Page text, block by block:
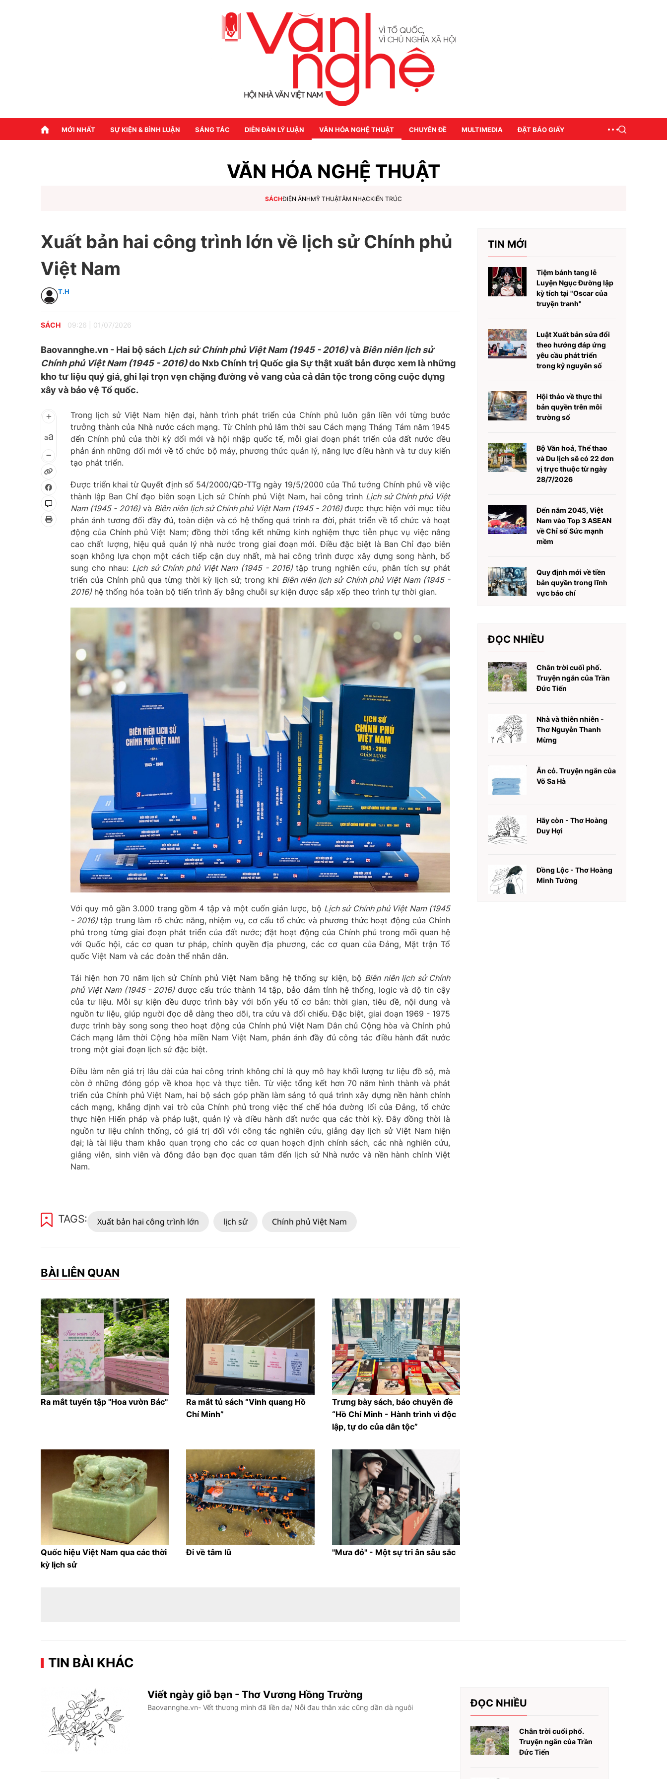
MỚI NHẤT SỰ KIỆN & BÌNH LUẬN SÁNG TÁC DIỄN ĐÀN LÝ LUẬN VĂN HÓA NGHỆ THUẬT CHUYÊN ĐỀ MULTIMEDIA ĐẶT BÁO GIẤY
VĂN HÓA NGHỆ THUẬT
SÁCHĐIỆN ẢNHMỸ THUẬTÂM NHẠCKIẾN TRÚC
Xuất bản hai công trình lớn về lịch sử Chính phủ
Việt Nam
T.H
SÁCH 09:26 01/07/2026
Baovannghe.vn - Hai bộ sách Lịch sử Chính phủ Việt Nam (1945 - 2016)và Biên niên lịch sử
Chính phủ Việt Nam (1945 - 2016)do Nxb Chính trị Quốc gia Sự thật xuất bản được xem là những
kho tư liệu quý giá, ghi lại trọn vẹn chặng đường vẻ vang của cả dân tộc trong công cuộc dựng
xây và bảo vệ Tổ quốc.
aa
Trong lịch sử Việt Nam hiện đại, hành trình phát triển của Chính phủ luôn gắn liền với từng bước
trưởng thành của Nhà nước cách mạng. Từ Chính phủ lâm thời sau Cách mạng Tháng Tám năm 1945
đến Chính phủ của thời kỳ đổi mới và hội nhập quốc tế, mỗi giai đoạn phát triển của đất nước đều
phản ánh những đổi mới về tổ chức bộ máy, phương thức quản lý, năng lực điều hành và tư duy kiến
tạo phát triển.
Được triển khai từ Quyết định số 54/2000/QĐ-TTg ngày 19/5/2000 của Thủ tướng Chính phủ về việc
thành lập Ban Chỉ đạo biên soạn Lịch sử Chính phủ Việt Nam, hai công trình Lịch sử Chính phủ Việt
Nam (1945 - 2016)và Biên niên lịch sử Chính phủ Việt Nam (1945 - 2016) được thực hiện với mục tiêu
phản ánh tương đối đầy đủ, toàn diện và có hệ thống quá trình ra đời, phát triển về tổ chức và hoạt
động của Chính phủ Việt Nam; đồng thời tổng kết những kinh nghiệm thực tiễn phục vụ việc nâng
cao chất lượng, hiệu quả quản lý nhà nước trong giai đoạn mới. Điều đặc biệt là Ban Chỉ đạo biên
soạn không lựa chọn một cách tiếp cận duy nhất, mà hai công trình được xây dựng song hành, bổ
sung cho nhau: Lịch sử Chính phủ Việt Nam (1945 - 2016)tập trung nghiên cứu, phân tích sự phát
triển của Chính phủ qua từng thời kỳ lịch sử; trong khi Biên niên lịch sử Chính phủ Việt Nam (1945 -
2016) hệ thống hóa toàn bộ tiến trình ấy bằng chuỗi sự kiện được sắp xếp theo trình tự thời gian.
Với quy mô gần 3.000 trang gồm 4 tập và một cuốn giản lược, bộ Lịch sử Chính phủ Việt Nam (1945
- 2016)tập trung làm rõ chức năng, nhiệm vụ, cơ cấu tổ chức và phương thức hoạt động của Chính
phủ trong từng giai đoạn phát triển của đất nước; đặt hoạt động của Chính phủ trong mối quan hệ
với Quốc hội, các cơ quan tư pháp, chính quyền địa phương, các cơ quan của Đảng, Mặt trận Tổ
quốc Việt Nam và các đoàn thể nhân dân.
Tái hiện hơn 70 năm lịch sử Chính phủ Việt Nam bằng hệ thống sự kiện, bộ Biên niên lịch sử Chính
phủ Việt Nam (1945 - 2016) được cấu trúc thành 14 tập, bảo đảm tính hệ thống, logic và độ tin cậy
của tư liệu. Mỗi sự kiện đều được trình bày với bốn yếu tố cơ bản: thời gian, tiêu đề, nội dung và
nguồn tư liệu, giúp người đọc dễ dàng theo dõi, tra cứu và đối chiếu. Đặc biệt, giai đoạn 1969 - 1975
được trình bày song song theo hoạt động của Chính phủ Việt Nam Dân chủ Cộng hòa và Chính phủ
Cách mạng lâm thời Cộng hòa miền Nam Việt Nam, phản ánh đầy đủ công tác điều hành đất nước
trong một giai đoạn lịch sử đặc biệt.
Điều làm nên giá trị lâu dài của hai công trình không chỉ là quy mô hay khối lượng tư liệu đồ sộ, mà
còn ở những đóng góp về khoa học và thực tiễn. Từ việc tổng kết hơn 70 năm hình thành và phát
triển của Chính phủ Việt Nam, hai bộ sách góp phần làm sáng tỏ quá trình xây dựng nền hành chính
cách mạng, khẳng định vai trò của Chính phủ trong việc thể chế hóa đường lối của Đảng, tổ chức
thực hiện Hiến pháp và pháp luật, quản lý và điều hành đất nước qua các thời kỳ. Đây đồng thời là
nguồn tư liệu chính thống, có giá trị đối với công tác nghiên cứu, giảng dạy lịch sử Việt Nam hiện
đại; là tài liệu tham khảo quan trọng cho các cơ quan hoạch định chính sách, các nhà nghiên cứu,
giảng viên, sinh viên và đông đảo bạn đọc quan tâm đến lịch sử Nhà nước và nền hành chính Việt
Nam.
TAGS: Xuất bản hai công trình lớn lịch sử Chính phủ Việt Nam
BÀI LIÊN QUAN
Ra mắt tuyển tập "Hoa vườn Bác"
Ra mắt tủ sách “Vinh quang Hồ
Chí Minh”
Trưng bày sách, báo chuyên đề
“Hồ Chí Minh - Hành trình vì độc
lập, tự do của dân tộc”
Quốc hiệu Việt Nam qua các thời
kỳ lịch sử
Đi về tâm lũ "Mưa đỏ" - Một sự tri ân sâu sắc
TIN MỚI
Tiệm bánh tang lễ
Luyện Ngục Đường lập
kỳ tích tại "Oscar của
truyện tranh"
Luật Xuất bản sửa đổi
theo hướng đáp ứng
yêu cầu phát triển
trong kỷ nguyên số
Hội thảo về thực thi
bản quyền trên môi
trường số
Bộ Văn hoá, Thể thao
và Du lịch sẽ có 22 đơn
vị trực thuộc từ ngày
28/7/2026
Đến năm 2045, Việt
Nam vào Top 3 ASEAN
về Chỉ số Sức mạnh
mềm
Quy định mới về tiền
bản quyền trong lĩnh
vực báo chí
ĐỌC NHIỀU
Chân trời cuối phố.
Truyện ngắn của Trần
Đức Tiến
Nhà và thiên nhiên -
Thơ Nguyễn Thanh
Mừng
Ăn cỏ. Truyện ngắn của
Võ Sa Hà
Hãy còn - Thơ Hoàng
Duy Hợi
Đồng Lộc - Thơ Hoàng
Minh Tường
TIN BÀI KHÁC
Viết ngày giỗ bạn - Thơ Vương Hồng Trường
Baovannghe.vn- Vết thương mình đã liền da/ Nỗi đau thân xác cũng dần dà nguôi ĐỌC NHIỀU
Chân trời cuối phố.
Truyện ngắn của Trần
Đức Tiến